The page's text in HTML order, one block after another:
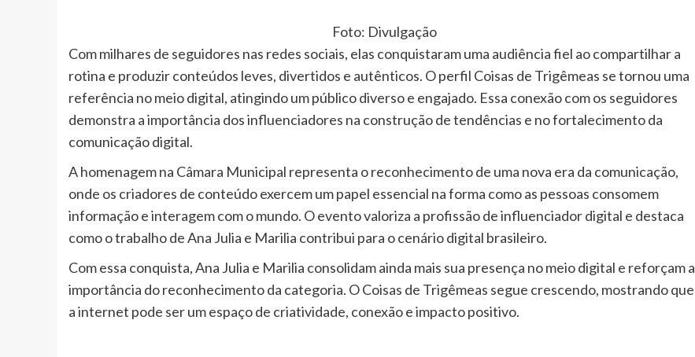
Foto: Divulgação
Com milhares de seguidores nas redes sociais, elas conquistaram uma audiência fiel ao compartilhar a
rotina e produzir conteúdos leves, divertidos e autênticos. O perfil Coisas de Trigêmeas se tornou uma
referência no meio digital, atingindo um público diverso e engajado. Essa conexão com os seguidores
demonstra a importância dos influenciadores na construção de tendências e no fortalecimento da
comunicação digital.
A homenagem na Câmara Municipal representa o reconhecimento de uma nova era da comunicação,
onde os criadores de conteúdo exercem um papel essencial na forma como as pessoas consomem
informação e interagem com o mundo. O evento valoriza a profissão de influenciador digital e destaca
como o trabalho de Ana Julia e Marilia contribui para o cenário digital brasileiro.
Com essa conquista, Ana Julia e Marilia consolidam ainda mais sua presença no meio digital e reforçam a
importância do reconhecimento da categoria. O Coisas de Trigêmeas segue crescendo, mostrando que
a internet pode ser um espaço de criatividade, conexão e impacto positivo.